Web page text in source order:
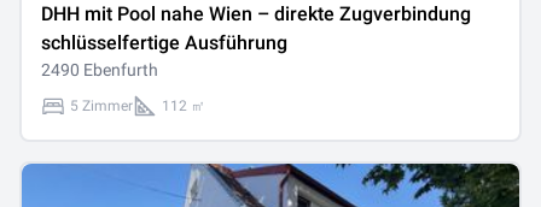
DHH mit Pool nahe Wien – direkte Zugverbindung
schlüsselfertige Ausführung
2490 Ebenfurth
5 Zimmer 112 ㎡